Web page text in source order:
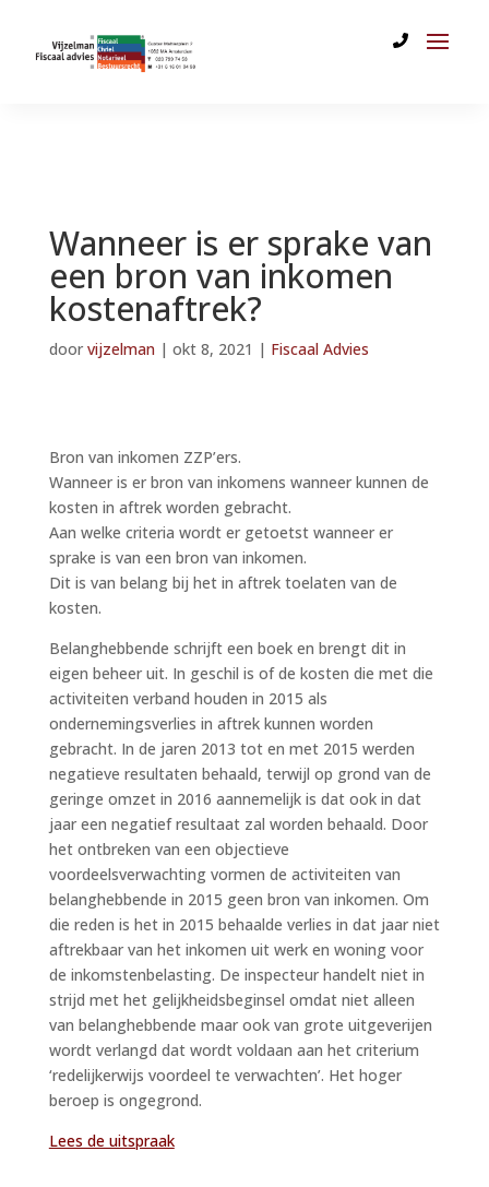
Wanneer is er sprake van
een bron van inkomen
kostenaftrek?
door vijzelman| okt 8, 2021 | Fiscaal Advies
Bron van inkomen ZZP’ers.
Wanneer is er bron van inkomens wanneer kunnen de
kosten in aftrek worden gebracht.
Aan welke criteria wordt er getoetst wanneer er
sprake is van een bron van inkomen.
Dit is van belang bij het in aftrek toelaten van de
kosten.
Belanghebbende schrijft een boek en brengt dit in
eigen beheer uit. In geschil is of de kosten die met die
activiteiten verband houden in 2015 als
ondernemingsverlies in aftrek kunnen worden
gebracht. In de jaren 2013 tot en met 2015 werden
negatieve resultaten behaald, terwijl op grond van de
geringe omzet in 2016 aannemelijk is dat ook in dat
jaar een negatief resultaat zal worden behaald. Door
het ontbreken van een objectieve
voordeelsverwachting vormen de activiteiten van
belanghebbende in 2015 geen bron van inkomen. Om
die reden is het in 2015 behaalde verlies in dat jaar niet
aftrekbaar van het inkomen uit werk en woning voor
de inkomstenbelasting. De inspecteur handelt niet in
strijd met het gelijkheidsbeginsel omdat niet alleen
van belanghebbende maar ook van grote uitgeverijen
wordt verlangd dat wordt voldaan aan het criterium
‘redelijkerwijs voordeel te verwachten’. Het hoger
beroep is ongegrond.
Lees de uitspraak